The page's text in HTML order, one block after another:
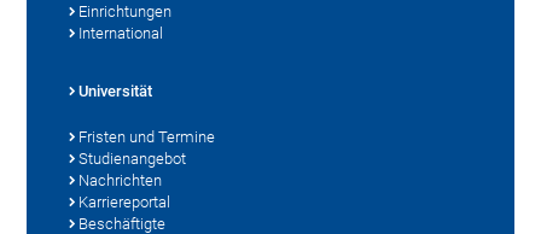
Einrichtungen
International
Universität
Fristen und Termine
Studienangebot
Nachrichten
Karriereportal
Beschäftigte